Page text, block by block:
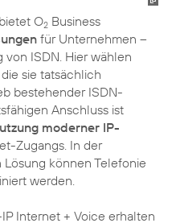
O2 Business
für Unternehmen –
ISDN. Hier wählen
sie tatsächlich
bestehender ISDN-
Anschluss ist
moderner IP-
Zugangs. In der
können Telefonie
werden.
Internet + Voice erhalten